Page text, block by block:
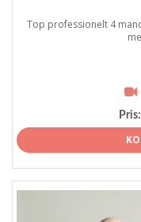
Top professionelt 4
Pris: